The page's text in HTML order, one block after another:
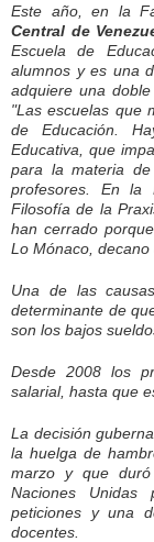
Este año, en la
Central de
Escuela de
alumnos y es una
adquiere una
"Las escuelas que
de Educación.
Educativa, que
para la materia de
profesores. En la
Filosofía de la
han cerrado
Lo Mónaco, decano
Una de las
determinante­ de
son los bajos
Desde 2008 los
salarial, hasta que
La decisión
la huelga de
marzo y que
Naciones
peticiones y una
docentes.